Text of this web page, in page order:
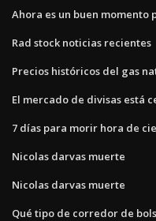
Ahora es un buen momento
Rad stock noticias recientes
Precios históricos del gas
El mercado de divisas está
7 días para morir hora de
Nicolas darvas muerte
Nicolas darvas muerte
Qué tipo de corredor de